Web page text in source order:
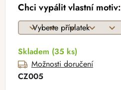
Chci vypálit vlastní motiv:
Skladem (35 ks)
Možnosti doručení
CZ005